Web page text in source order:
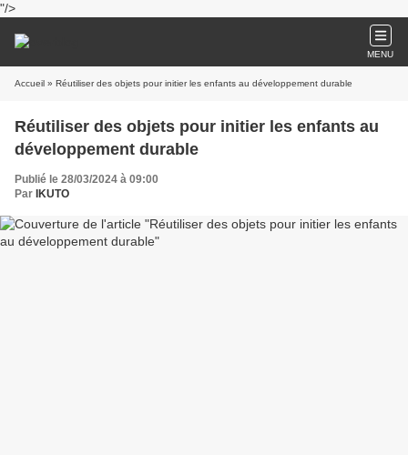
"/>
MENU
Accueil » Réutiliser des objets pour initier les enfants au développement durable
Réutiliser des objets pour initier les enfants au
développement durable
Publié le 28/03/2024 à 09:00
Par IKUTO